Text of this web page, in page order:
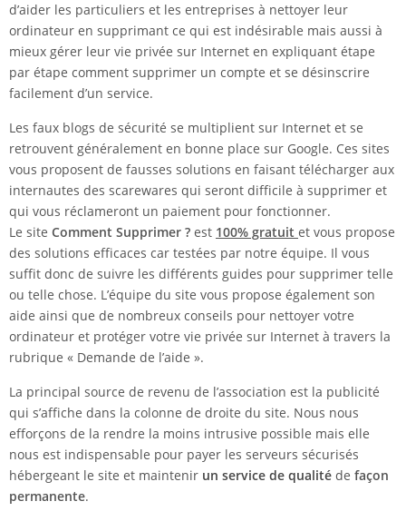
d’aider les particuliers et les entreprises à nettoyer leur
ordinateur en supprimant ce qui est indésirable mais aussi à
mieux gérer leur vie privée sur Internet en expliquant étape
par étape comment supprimer un compte et se désinscrire
facilement d’un service.
Les faux blogs de sécurité se multiplient sur Internet et se
retrouvent généralement en bonne place sur Google. Ces sites
vous proposent de fausses solutions en faisant télécharger aux
internautes des scarewares qui seront difficile à supprimer et
qui vous réclameront un paiement pour fonctionner.
Le site Comment Supprimer ? est 100% gratuit et vous propose
des solutions efficaces car testées par notre équipe. Il vous
suffit donc de suivre les différents guides pour supprimer telle
ou telle chose. L’équipe du site vous propose également son
aide ainsi que de nombreux conseils pour nettoyer votre
ordinateur et protéger votre vie privée sur Internet à travers la
rubrique « Demande de l’aide ».
La principal source de revenu de l’association est la publicité
qui s’affiche dans la colonne de droite du site. Nous nous
efforçons de la rendre la moins intrusive possible mais elle
nous est indispensable pour payer les serveurs sécurisés
hébergeant le site et maintenir un service de qualité de façon
permanente.